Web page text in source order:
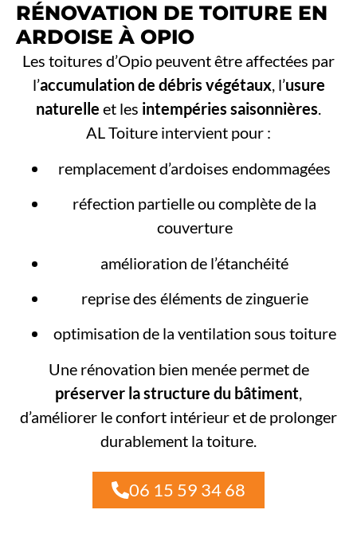
RÉNOVATION DE TOITURE EN
ARDOISE À OPIO
Les toitures d’Opio peuvent être affectées par
l’accumulation de débris végétaux, l’usure
naturelle et les intempéries saisonnières.
AL Toiture intervient pour :
remplacement d’ardoises endommagées
réfection partielle ou complète de la
couverture
amélioration de l’étanchéité
reprise des éléments de zinguerie
optimisation de la ventilation sous toiture
Une rénovation bien menée permet de
préserver la structure du bâtiment
d’améliorer le confort intérieur et de prolonger
durablement la toiture.
06 15 59 34 68